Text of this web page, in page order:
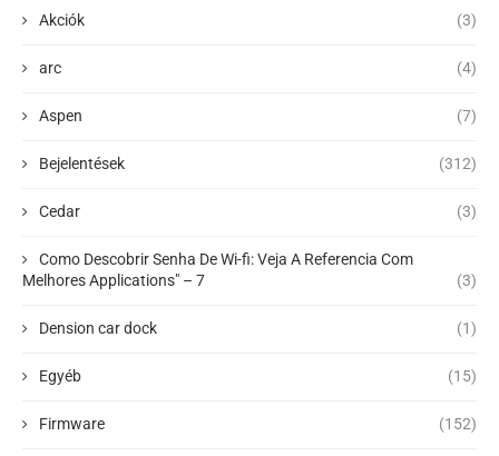
Akciók (3)
arc (4)
Aspen (7)
Bejelentések (312)
Cedar (3)
Como Descobrir Senha De Wi-fi: Veja A Referencia Com
Melhores Applications" – 7
(3)
Dension car dock (1)
Egyéb (15)
Firmware (152)